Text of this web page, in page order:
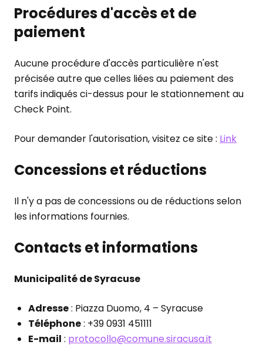
Procédures d'accès et de
paiement
Aucune procédure d'accès particulière n'est
précisée autre que celles liées au paiement des
tarifs indiqués ci-dessus pour le stationnement au
Check Point.
Pour demander l'autorisation, visitez ce site : Link
Concessions et réductions
Il n'y a pas de concessions ou de réductions selon
les informations fournies.
Contacts et informations
Municipalité de Syracuse
Adresse: Piazza Duomo, 4 – Syracuse
Téléphone: +39 0931 451111
E-mail : protocollo@comune.siracusa.it